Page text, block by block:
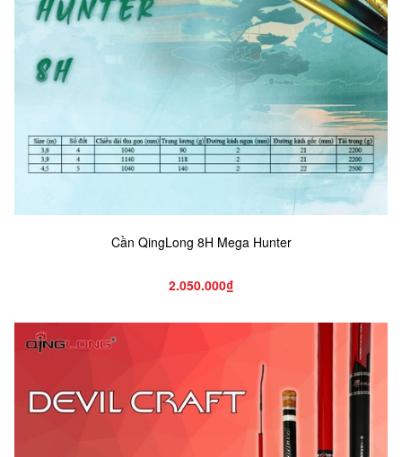
Cần QingLong 8H Mega Hunter
2.050.000₫